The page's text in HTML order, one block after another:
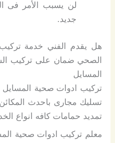
لن يسبب الأمر فى
جديد.
هل يقدم الفني خدمة
الصحي ضمان على تركيب
المسايل
تركيب ادوات صحية المسايل
تسليك مجارى باحدث
تمديد حمامات كافه انواع
معلم تركيب ادوات صحية